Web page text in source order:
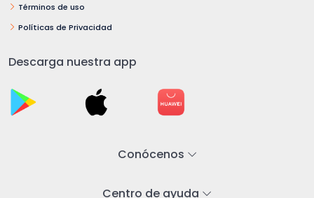
Términos de uso
Políticas de Privacidad
Descarga nuestra app
Conócenos
Centro de ayuda